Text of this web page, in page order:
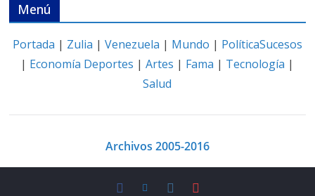
Menú
Portada | Zulia | Venezuela | Mundo | PolíticaSucesos
| Economía Deportes |Artes | Fama | Tecnología |
Salud
Archivos 2005-2016